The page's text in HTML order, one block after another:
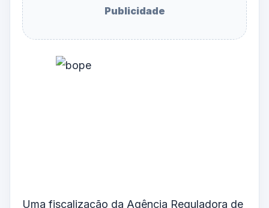
Publicidade
Uma fiscalização da Agência Reguladora de